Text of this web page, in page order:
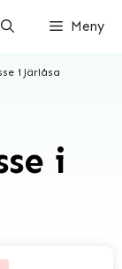
Meny
i Järlåsa
i